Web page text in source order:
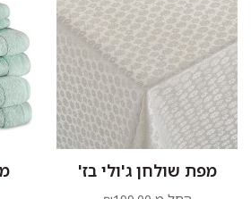
מפת שולחן ג'ולי בז'